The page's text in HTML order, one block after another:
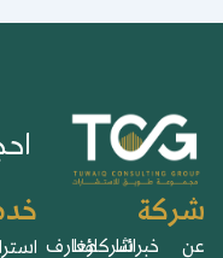
خبرائناشركاؤنامعارف